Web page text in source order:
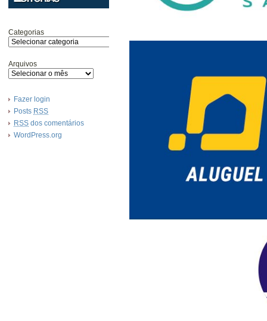
Categorias
Arquivos
Fazer login
Posts RSS
RSS dos comentários
WordPress.org